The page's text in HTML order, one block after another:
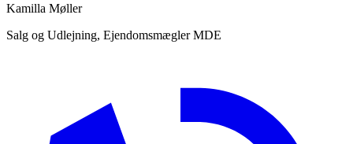
Kamilla Møller
Salg og Udlejning, Ejendomsmægler MDE